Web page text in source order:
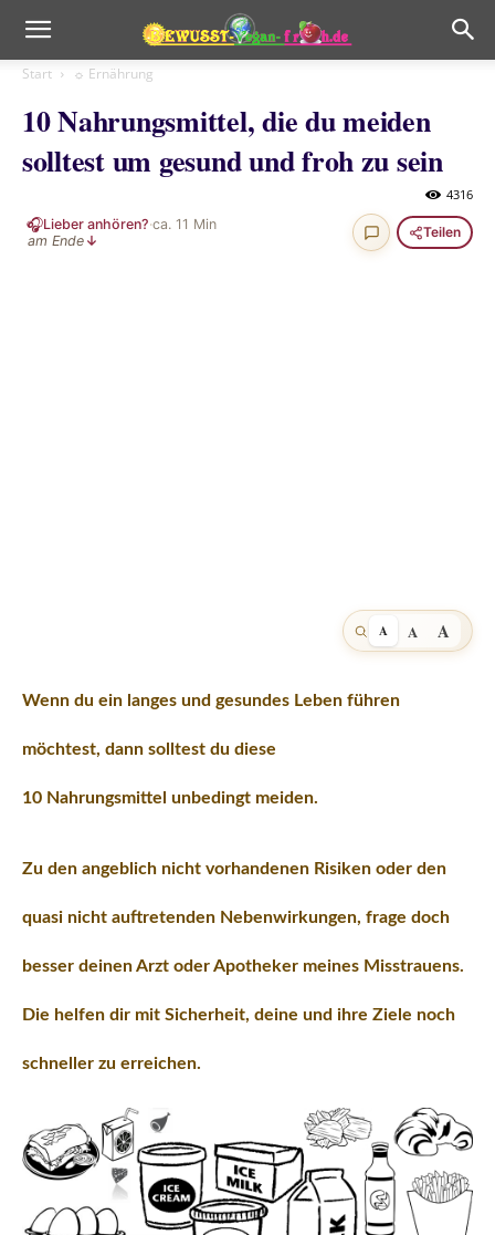
Start ☼ Ernährung
10 Nahrungsmittel, die du meiden
solltest um gesund und froh zu sein
4316
🎧Lieber anhören?·ca. 11 Min
am Ende ↓
Teilen
A A A
Wenn du ein langes und gesundes Leben führen
möchtest, dann solltest du diese
10 Nahrungsmittel unbedingt meiden.
Zu den angeblich nicht vorhandenen Risiken oder den
quasi nicht auftretenden Nebenwirkungen, frage doch
besser deinen Arzt oder Apotheker meines Misstrauens.
Die helfen dir mit Sicherheit, deine und ihre Ziele noch
schneller zu erreichen.